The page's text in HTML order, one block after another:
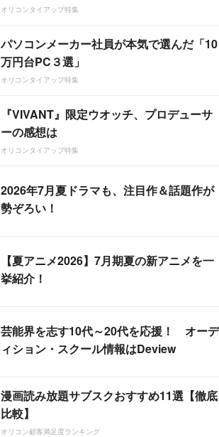
オリコンタイアップ特集
パソコンメーカー社員が本気で選んだ「10
万円台PC３選」
オリコンタイアップ特集
『VIVANT』限定ウオッチ、プロデューサ
ーの感想は
オリコンタイアップ特集
2026年7月夏ドラマも、注目作＆話題作が
勢ぞろい！
【夏アニメ2026】7月期夏の新アニメを一
挙紹介！
芸能界を志す10代～20代を応援！ オーデ
ィション・スクール情報はDeview
漫画読み放題サブスクおすすめ11選【徹底
比較】
オリコン顧客満足度ランキング